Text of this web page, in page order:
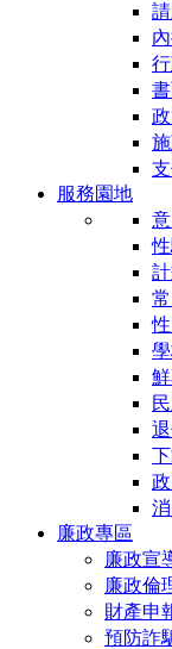
服務園地
廉政專區
廉政宣
廉政倫
財產申
預防詐